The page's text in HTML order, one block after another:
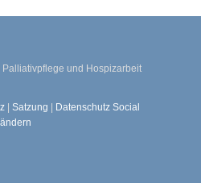
und Hospizarbeit
| Satzung
Datenschutz Social